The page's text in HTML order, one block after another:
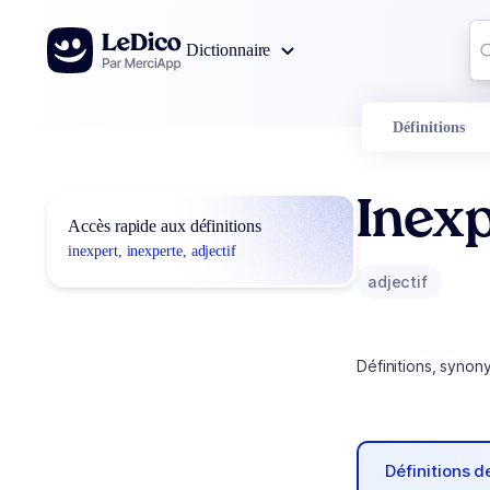
Aller au contenu
Dictionnaire
Définitions
Accès rapide aux définitions
inexpert, inexperte, adjectif
adjectif
Définitions,
Définitions